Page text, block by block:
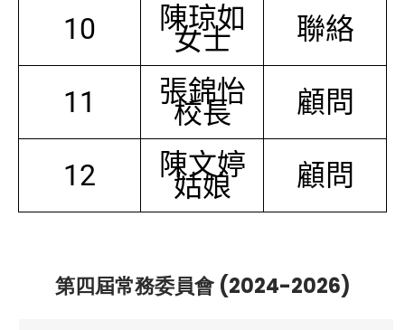
10 陳琼如
女士 聯絡
11 張錦怡
校長 顧問
12 陳文婷
姑娘 顧問
第四屆常務委員會 (2024-2026)